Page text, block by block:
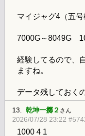
マイジャグ4（五号
7000G～8049G
経験してるので、
ますね。
データ残しておく
13. 乾坤一擲２ さん
2026/07/28 23:22
1000 4 1